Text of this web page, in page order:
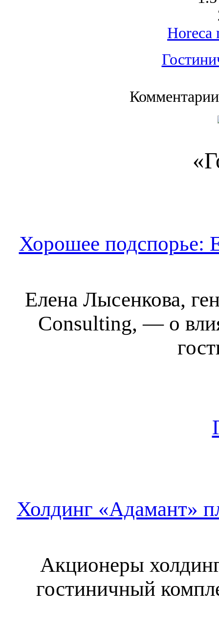
Horeca
Хорошее подспорье:
Елена Лысенкова,
Consulting, — о
Холдинг «Адамант»
Акционеры
гостиничный